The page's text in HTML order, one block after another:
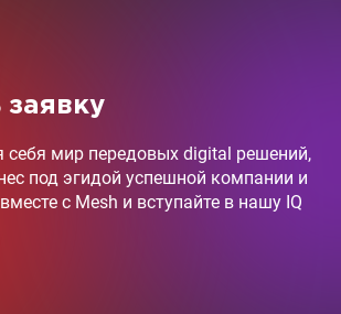
заявку
себя мир передовых digital решений,
под эгидой успешной компании и
с Mesh и вступайте в нашу IQ